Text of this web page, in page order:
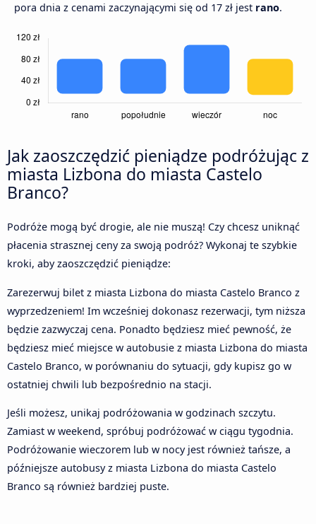
pora dnia z cenami zaczynającymi się od 17 zł jest rano.
Jak zaoszczędzić pieniądze podróżując z
miasta Lizbona do miasta Castelo
Branco?
Podróże mogą być drogie, ale nie muszą! Czy chcesz uniknąć
płacenia strasznej ceny za swoją podróż? Wykonaj te szybkie
kroki, aby zaoszczędzić pieniądze:
Zarezerwuj bilet z miasta Lizbona do miasta Castelo Branco z
wyprzedzeniem! Im wcześniej dokonasz rezerwacji, tym niższa
będzie zazwyczaj cena. Ponadto będziesz mieć pewność, że
będziesz mieć miejsce w autobusie z miasta Lizbona do miasta
Castelo Branco, w porównaniu do sytuacji, gdy kupisz go w
ostatniej chwili lub bezpośrednio na stacji.
Jeśli możesz, unikaj podróżowania w godzinach szczytu.
Zamiast w weekend, spróbuj podróżować w ciągu tygodnia.
Podróżowanie wieczorem lub w nocy jest również tańsze, a
późniejsze autobusy z miasta Lizbona do miasta Castelo
Branco są również bardziej puste.